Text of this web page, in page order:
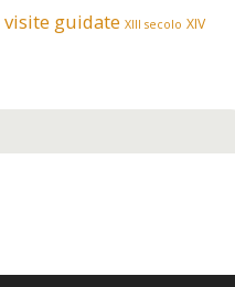
visite guidate XIII secolo XIV